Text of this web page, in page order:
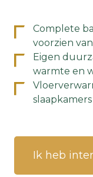
Complete
voorzien
Eigen
warmte en
Ik heb